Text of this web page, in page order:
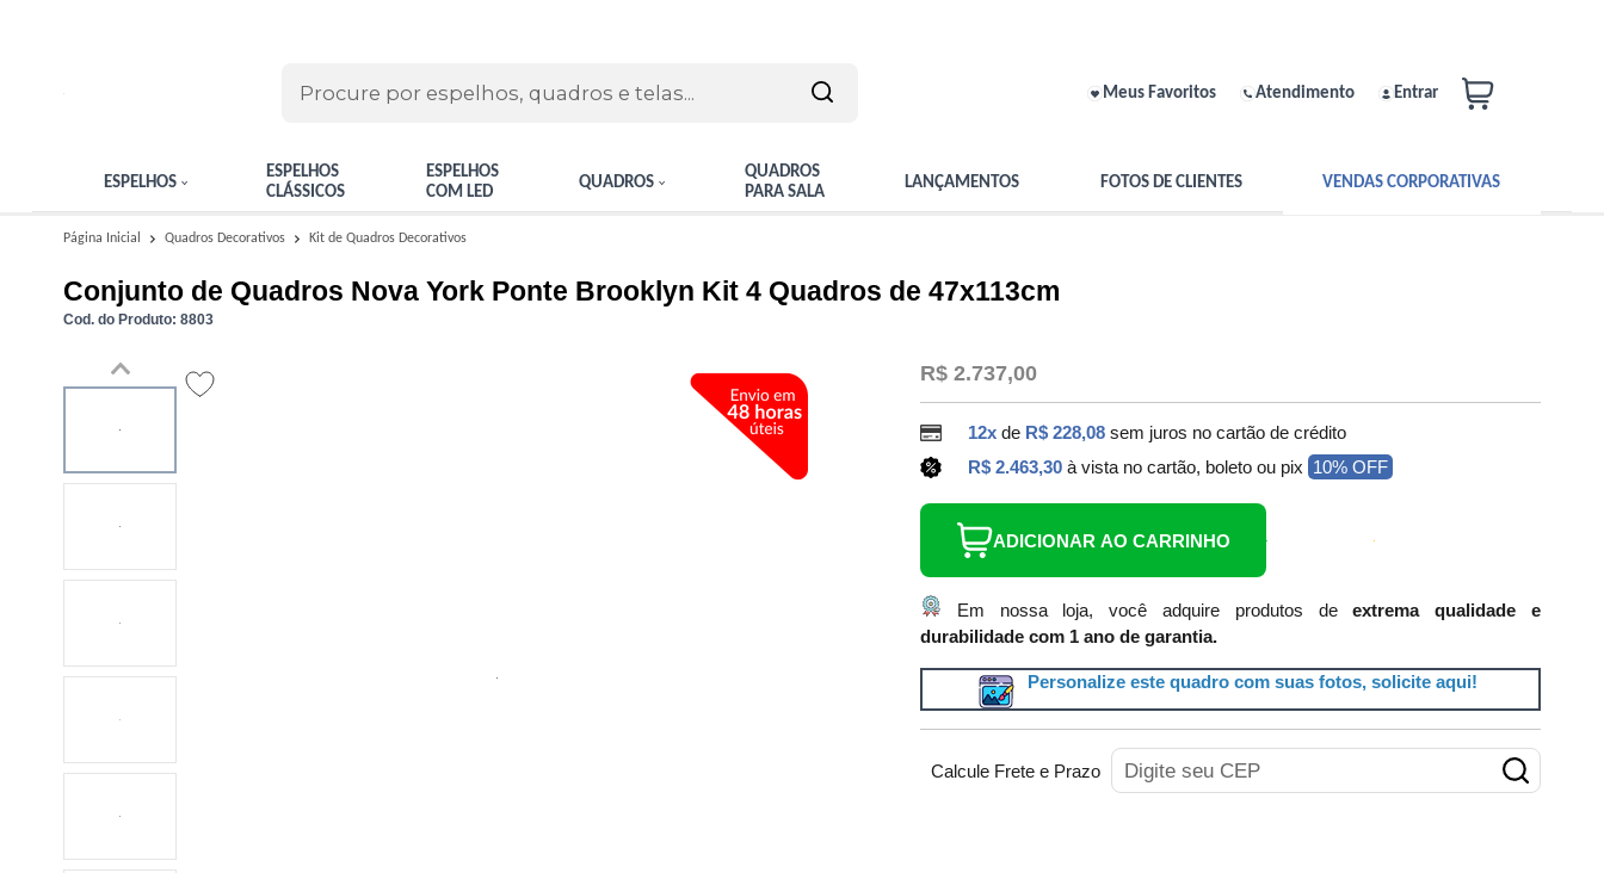
Meus Favoritos Atendimento Entrar
ESPELHOS
ESPELHOS
CLÁSSICOS
ESPELHOS
COM LED
QUADROS
QUADROS
PARA SALA
LANÇAMENTOS FOTOS DE CLIENTES VENDAS CORPORATIVAS
Página Inicial Quadros Decorativos Kit de Quadros Decorativos
Conjunto de Quadros Nova York Ponte Brooklyn Kit 4 Quadros de 47x113cm
Cod. do Produto: 8803
R$ 2.737,00
12x de R$ 228,08 sem juros no cartão de crédito
R$ 2.463,30à vista no cartão, boleto ou pix 10% OFF
ADICIONAR AO CARRINHO
Em nossa loja, você adquire produtos deextrema qualidade e
durabilidade com 1 ano de garantia.
Personalize este quadro com suas fotos, solicite aqui!
Calcule Frete e Prazo